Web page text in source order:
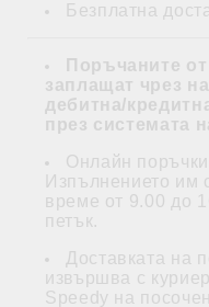
Безплатна
Поръчаните
заплащат чрез
дебитна/
през системата
Онлайн
Изпълнението им
време от 9.00 до
петък.
Доставката на
извършва с
Speedy на